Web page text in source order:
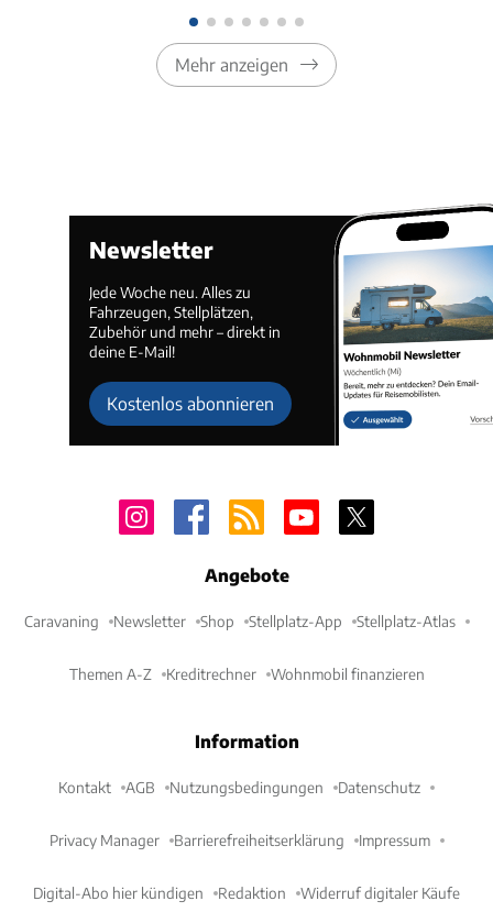
Mehr anzeigen
Newsletter
Jede Woche neu. Alles zu
Fahrzeugen, Stellplätzen,
Zubehör und mehr – direkt in
deine E-Mail!
Kostenlos abonnieren
Angebote
Caravaning Newsletter Shop Stellplatz-App Stellplatz-Atlas
Themen A-Z Kreditrechner Wohnmobil finanzieren
Information
Kontakt AGB Nutzungsbedingungen Datenschutz
Privacy Manager Barrierefreiheitserklärung Impressum
Digital-Abo hier kündigen Redaktion Widerruf digitaler Käufe